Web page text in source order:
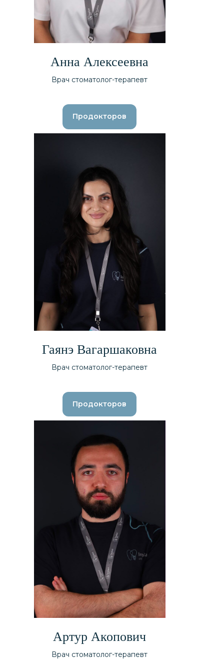
Анна Алексеевна
Врач стоматолог-терапевт
Продокторов
Гаянэ Вагаршаковна
Врач стоматолог-терапевт
Продокторов
Артур Акопович
Врач стоматолог-терапевт